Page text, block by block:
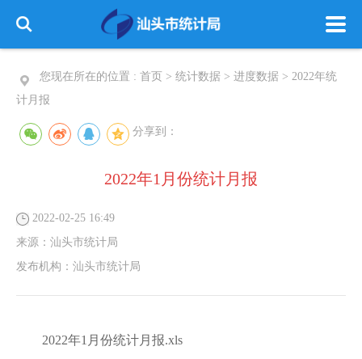
您现在所在的位置 : 首页 > 统计数据 > 进度数据 > 2022年统
计月报
分享到：
2022年1月份统计月报
2022-02-25 16:49
来源： 汕头市统计局
发布机构： 汕头市统计局
2022年1月份统计月报.xls